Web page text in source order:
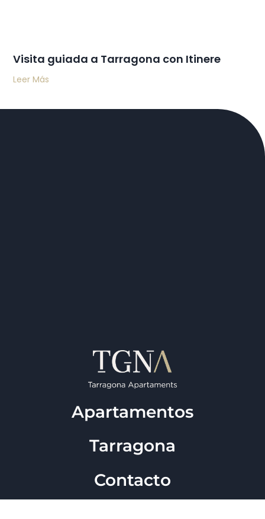
Visita guiada a Tarragona con Itinere
Leer Más
Apartamentos
Tarragona
Contacto